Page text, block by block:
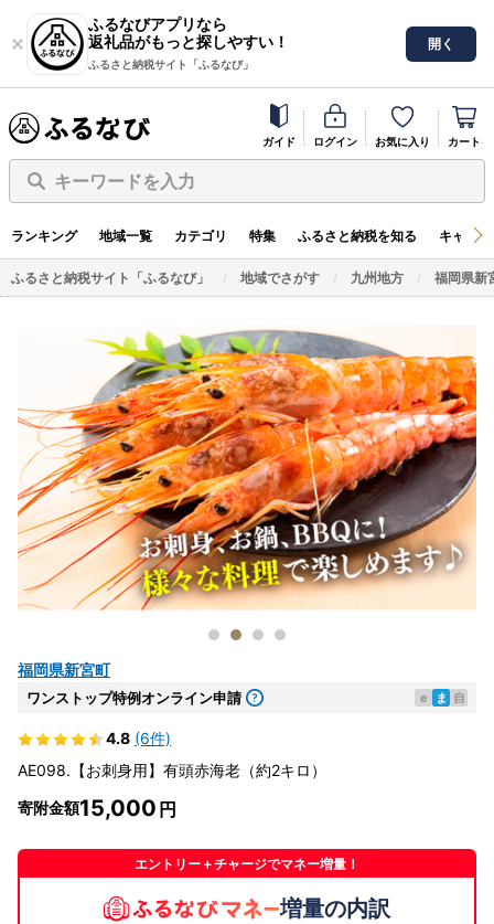
ふるなびアプリなら
返礼品がもっと探しやすい！
ふるさと納税サイト「ふるなび」
開く
ガイド ログイン お気に入り カート
キーワードを入力
ランキング 地域一覧 カテゴリ 特集 ふるさと納税を知る キャン
ふるさと納税サイト「ふるなび」 地域でさがす 九州地方 福岡県新
福岡県新宮町
ワンストップ特例オンライン申請 e ま 自
4.8 (6件)
AE098.【お刺身用】有頭赤海老（約2キロ）
寄附金額15,000
エントリー＋チャージでマネー増量！
増量の内訳